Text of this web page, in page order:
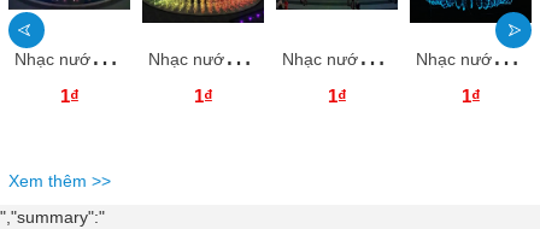
N
hạc nước ánh sáng NNASKB11 Dochoikinhbac giải trí hấp dẫn
1₫
N
hạc nước ánh sáng NNASKB10 Dochoikinhbac giải trí hấp dẫn
1₫
N
hạc nước ánh sáng NNASKB09 Dochoikinhbac giải trí hấp dẫn
1₫
N
hạc nước ánh sáng NNASKB08 Dochoikinhbac giải trí hấp dẫn
1₫
Xem thêm >>
","summary":"